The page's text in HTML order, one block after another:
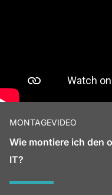
MONTAGEVIDEO
Wie montiere ich den
IT?